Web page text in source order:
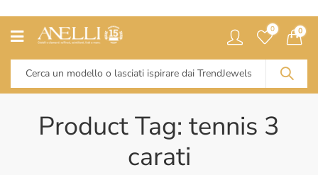
0 0
Product Tag: tennis 3
carati